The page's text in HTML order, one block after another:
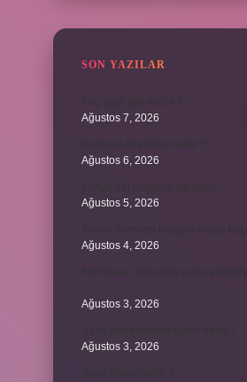
SON YAZILAR
Ağustos 7, 2026
Ağustos 6, 2026
Ağustos 5, 2026
Ağustos 4, 2026
Ağustos 3, 2026
Ağustos 3, 2026